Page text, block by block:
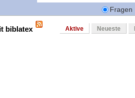
Fragen
biblatex Aktive Neueste